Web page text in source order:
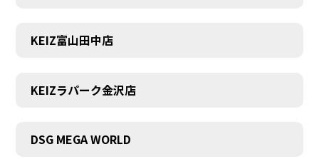
KEIZ富山田中店
KEIZラパーク金沢店
DSG MEGA WORLD